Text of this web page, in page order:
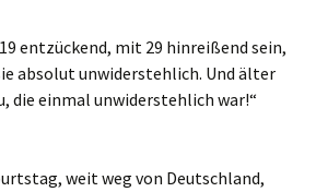
entzückend, mit 29 hinreißend sein,
absolut unwiderstehlich. Und älter
die einmal unwiderstehlich war!“
weit weg von Deutschland,